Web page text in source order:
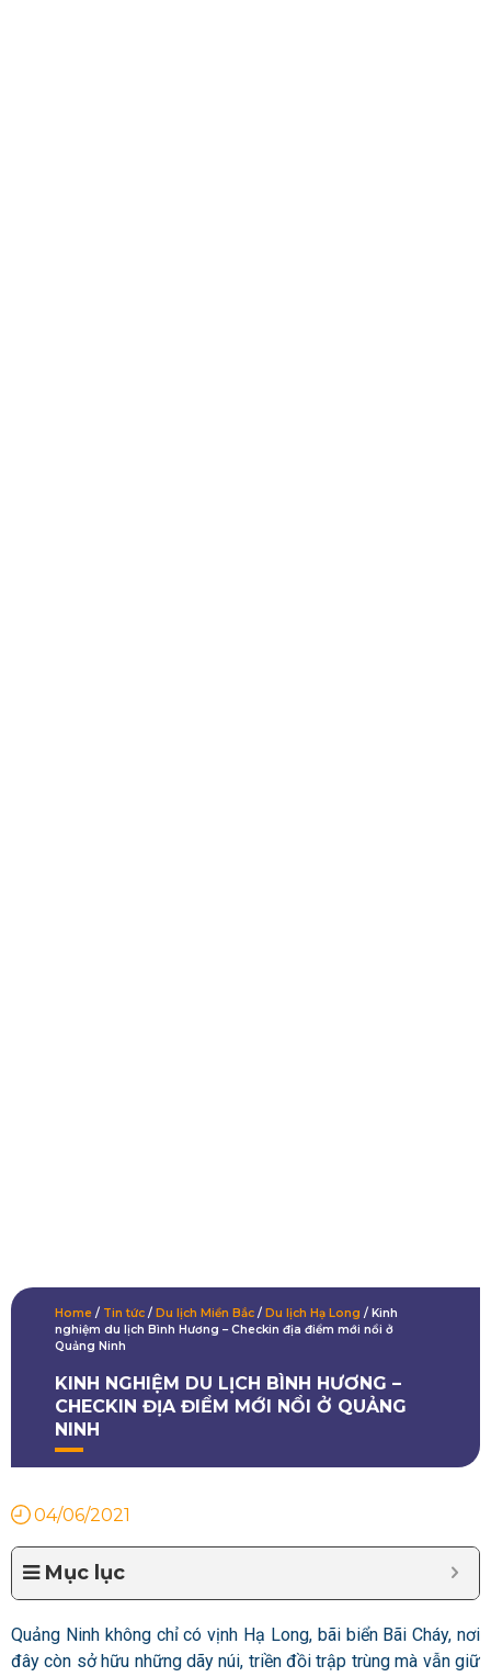
Home / Tin tức / Du lịch Miền Bắc / Du lịch Hạ Long / Kinh
nghiệm du lịch Bình Hương – Checkin địa điểm mới nổi ở
Quảng Ninh
KINH NGHIỆM DU LỊCH BÌNH HƯƠNG –
CHECKIN ĐỊA ĐIỂM MỚI NỔI Ở QUẢNG
NINH
04/06/2021
Mục lục
Quảng Ninh không chỉ có vịnh Hạ Long, bãi biển Bãi Cháy, nơi
đây còn sở hữu những dãy núi, triền đồi trập trùng mà vẫn giữ